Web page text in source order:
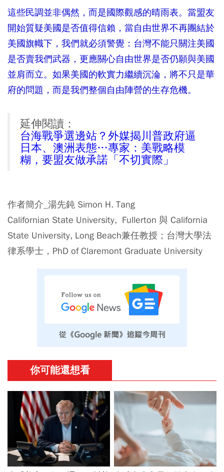
這些民調並非偶然，而是國際觀感的晴雨表。當盟友
開始質疑美國是否值得信賴，當自由世界不再團結於
美國旗幟下，我們就必須警覺：台灣不能只關注美國
是否賣我們武器，更應關心自由世界是否仍願與美國
並肩而立。如果美國的軟實力繼續沉淪，將不只是華
府的問題，而是我們整個自由陣營的生存危機。
延伸閱讀：
台海戰爭選邊站？外媒揭川普政府逼
日本、澳洲表態…專家：美戰略模
糊，要盟友做承諾「不切實際」
作者簡介_湯先鈍 Simon H. Tang
Californian State University, Fullerton 與 California
State University, Long Beach兼任教授；台灣大學法
律系學士，PhD of Claremont Graduate University